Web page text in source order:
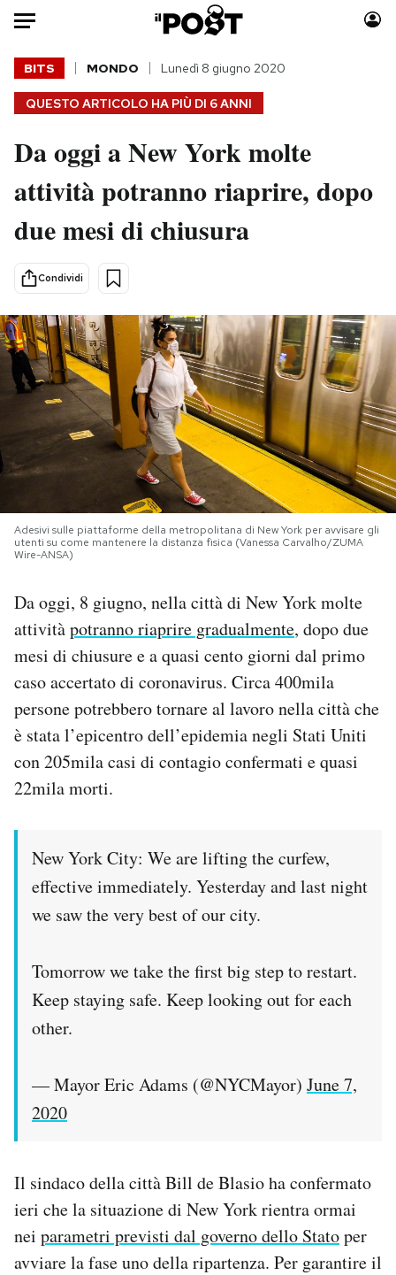
Auto
HOME
Italia
Politica
Tecnologia
Scienza
Economia
Sport
Moda
Consumismi
Storie/Idee
Altrecose
Mondiali calcio 2026
PODCAST
I MIEI PREFERITI
SHOP
CALENDARIO
AREA PERSONALE
Area Personale
Newsletter
Hai bisogno di aiuto?
QUESTO ARTICOLO HA PIÙ DI 6 ANNI
BITS MONDO Lunedì 8 giugno 2020
Da oggi a New York molte
attività potranno riaprire, dopo
due mesi di chiusura
Condividi
Adesivi sulle piattaforme della metropolitana di New York per avvisare gli
utenti su come mantenere la distanza fisica (Vanessa Carvalho/ZUMA
Wire-ANSA)
Da oggi, 8 giugno, nella città di New York molte
attivitàpotranno riaprire gradualmente, dopo due
mesi di chiusure e a quasi cento giorni dal primo
caso accertato di coronavirus. Circa 400mila
persone potrebbero tornare al lavoro nella città che
è stata l’epicentro dell’epidemia negli Stati Uniti
con 205mila casi di contagio confermati e quasi
22mila morti.
New York City: We are lifting the curfew,
effective immediately. Yesterday and last night
we saw the very best of our city.
Tomorrow we take the first big step to restart.
Keep staying safe. Keep looking out for each
other.
— Mayor Eric Adams (@NYCMayor) June 7,
2020
Il sindaco della città Bill de Blasio ha confermato
ieri che la situazione di New York rientra ormai
nei parametri previsti dal governo dello Statoper
avviare la fase uno della ripartenza. Per garantire il